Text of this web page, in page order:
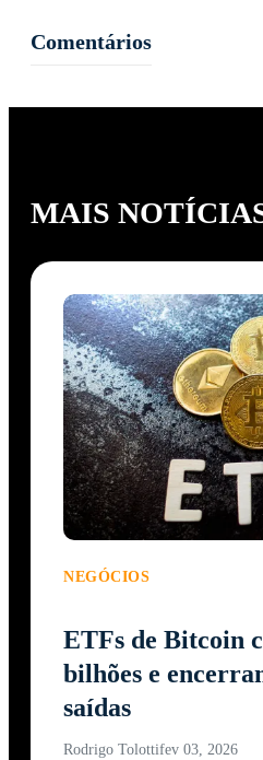
Comentários
MAIS
NEGÓCIOS
ETFs de Bitcoin
bilhões e
saídas
Rodrigo Tolottifev 03, 2026